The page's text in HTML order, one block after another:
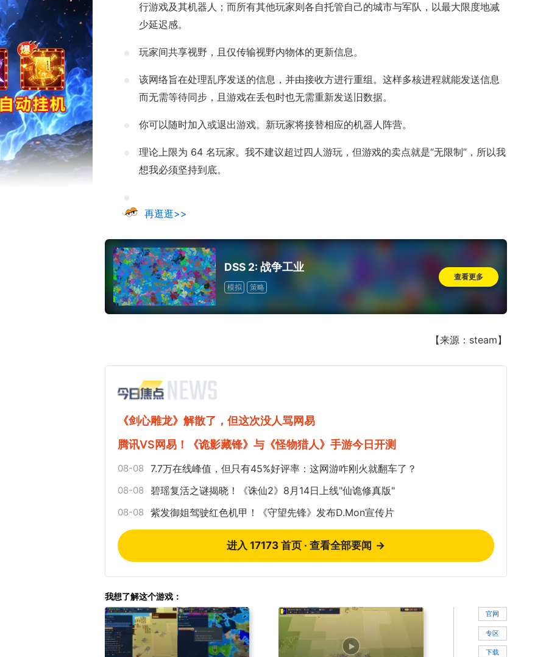
行游戏及其机器人；而所有其他玩家则各自托管自己的城市与军队，以最大限度地减
少延迟感。
玩家间共享视野，且仅传输视野内物体的更新信息。
该网络旨在处理乱序发送的信息，并由接收方进行重组。这样多核进程就能发送信息
而无需等待同步，且游戏在丢包时也无需重新发送旧数据。
你可以随时加入或退出游戏。新玩家将接替相应的机器人阵营。
理论上限为 64 名玩家。我不建议超过四人游玩，但游戏的卖点就是“无限制”，所以我
想我必须坚持到底。
再逛逛>>
DSS 2: 战争工业
模拟 策略
查看更多
【来源：steam】
《剑心雕龙》解散了，但这次没人骂网易
腾讯VS网易！《诡影藏锋》与《怪物猎人》手游今日开测
08-08 7.7万在线峰值，但只有45%好评率：这网游咋刚火就翻车了？
08-08 碧瑶复活之谜揭晓！《诛仙2》8月14日上线"仙诡修真版"
08-08 紫发御姐驾驶红色机甲！《守望先锋》发布D.Mon宣传片
进入 17173 首页 · 查看全部要闻 →
我想了解这个游戏：
官网
专区
下载